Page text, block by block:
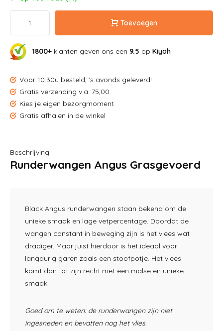
Toevoegen
1800+ klanten geven ons een 9.5 op Kiyoh
Voor 10:30u besteld, 's avonds geleverd!
Gratis verzending v.a. 75,00
Kies je eigen bezorgmoment
Gratis afhalen in de winkel
Beschrijving
Runderwangen Angus Grasgevoerd
Black Angus runderwangen staan bekend om de
unieke smaak en lage vetpercentage. Doordat de
wangen constant in beweging zijn is het vlees wat
dradiger. Maar juist hierdoor is het ideaal voor
langdurig garen zoals een stoofpotje. Het vlees
komt dan tot zijn recht met een malse en unieke
smaak.
Goed om te weten: de runderwangen zijn niet
ingesneden en bevatten nog het vlies.